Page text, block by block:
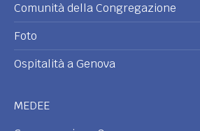
Comunità della Congregazione
Foto
Ospitalità a Genova
MEDEE